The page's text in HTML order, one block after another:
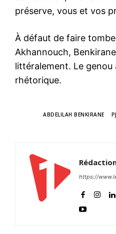
préserve, vous et vos
À défaut de faire
Akhannouch,
littéralement. Le genou
rhétorique.
ABDELILAH BENKIRANE
https://